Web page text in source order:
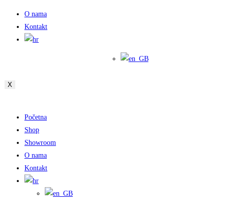
O nama
Kontakt
X
Početna
Shop
Showroom
O nama
Kontakt